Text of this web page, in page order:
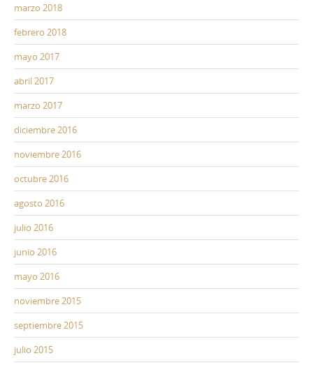
marzo 2018
febrero 2018
mayo 2017
abril 2017
marzo 2017
diciembre 2016
noviembre 2016
octubre 2016
agosto 2016
julio 2016
junio 2016
mayo 2016
noviembre 2015
septiembre 2015
julio 2015